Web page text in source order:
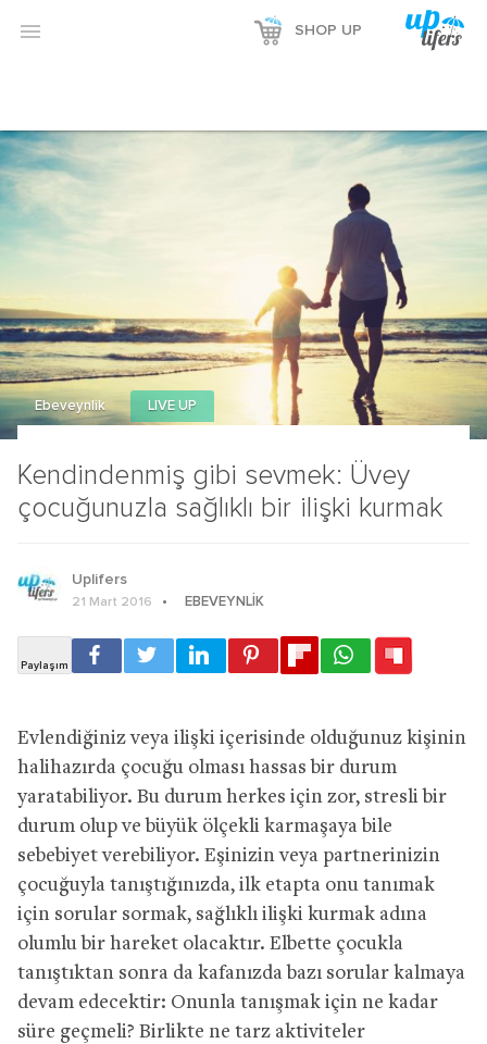
 SHOP UP
Kendindenmiş gibi sevmek: Üvey
çocuğunuzla sağlıklı bir ilişki kurmak
Ebeveynlik LIVE UP
Uplifers
21 Mart 2016 EBEVEYNLIK
Evlendiğiniz veya ilişki içerisinde olduğunuz kişinin
halihazırda çocuğu olması hassas bir durum
yaratabiliyor. Bu durum herkes için zor, stresli bir
durum olup ve büyük ölçekli karmaşaya bile
sebebiyet verebiliyor. Eşinizin veya partnerinizin
çocuğuyla tanıştığınızda, ilk etapta onu tanımak
için sorular sormak, sağlıklı ilişki kurmak adına
olumlu bir hareket olacaktır. Elbette çocukla
tanıştıktan sonra da kafanızda bazı sorular kalmaya
devam edecektir: Onunla tanışmak için ne kadar
süre geçmeli? Birlikte ne tarz aktiviteler